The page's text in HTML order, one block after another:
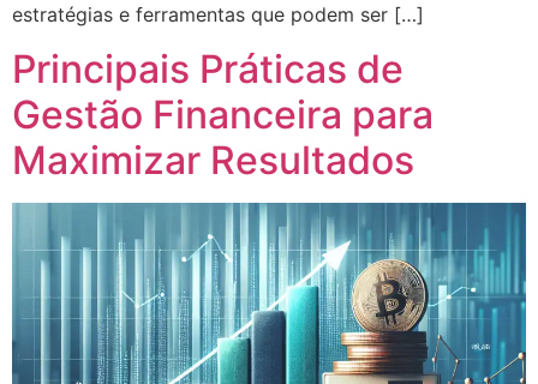
estratégias e ferramentas que podem ser […]
Principais Práticas de
Gestão Financeira para
Maximizar Resultados